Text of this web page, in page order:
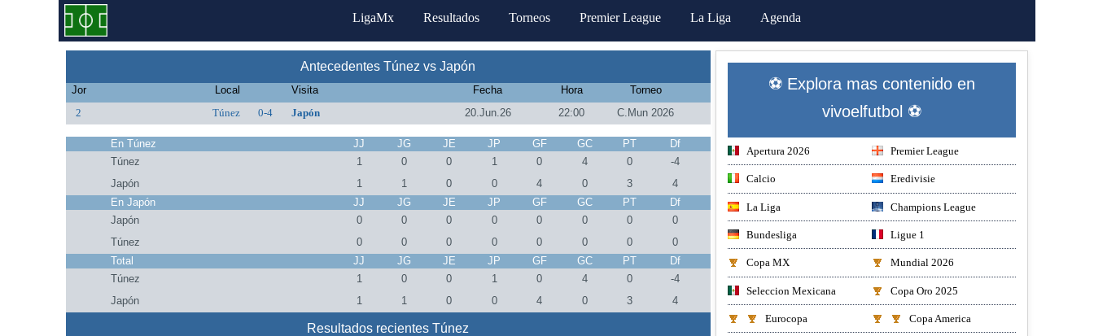
LigaMx Resultados Torneos Premier League La Liga Agenda
Antecedentes Túnez vs Japón
Jor Local Visita Fecha Hora
Torneo
2
Túnez 0-4 Japón 20.Jun.26 22:00 C.Mun 2026
En Túnez JJ JG JE JP GF GC PT
Df
Túnez
1 0 0 1 0 4 0
-4
Japón
1 1 0 0 4 0 3
4
En Japón
JJ JG JE JP GF GC PT
Df
Japón
0 0 0 0 0 0 0
0
Túnez
0 0 0 0 0 0 0
0
Total
JJ JG JE JP GF GC PT
Df
Túnez
1 0 0 1 0 4 0
-4
Japón
1 1 0 0 4 0 3 4
Resultados recientes Túnez
⚽ Explora mas contenido en
vivoelfutbol ⚽
Apertura 2026 Premier League
Calcio Eredivisie
La Liga Champions League
Bundesliga Ligue 1
Copa MX Mundial 2026
Seleccion Mexicana Copa Oro 2025
Eurocopa Copa America